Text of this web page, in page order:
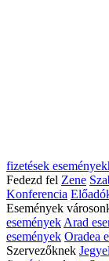
fizetések
Fedezd fel Zene
Konferencia
Események
események Arad
események Oradea
Szervezőknek